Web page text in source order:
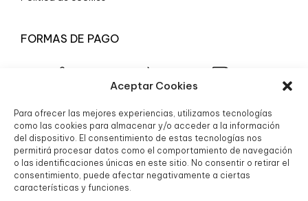
Aceptar Cookies
Para ofrecer las mejores experiencias, utilizamos tecnologías
como las cookies para almacenar y/o acceder a la información
del dispositivo. El consentimiento de estas tecnologías nos
permitirá procesar datos como el comportamiento de navegación
o las identificaciones únicas en este sitio. No consentir o retirar el
consentimiento, puede afectar negativamente a ciertas
características y funciones.
FORMAS DE PAGO
© 2025 Boutique Granada S.L.